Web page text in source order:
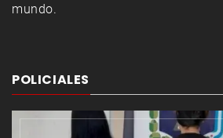
mundo.
POLICIALES